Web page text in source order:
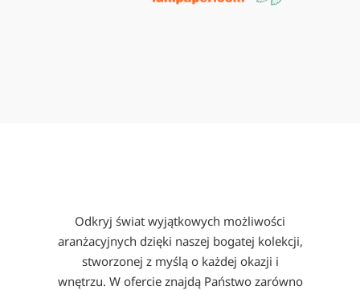
Odkryj świat wyjątkowych możliwości
aranżacyjnych dzięki naszej bogatej kolekcji,
stworzonej z myślą o każdej okazji i
wnętrzu. W ofercie znajdą Państwo zarówno